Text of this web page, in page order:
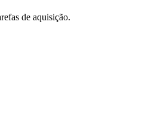
de aquisição.